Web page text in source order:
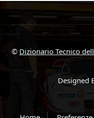
© Dizionario Tecnico
Designed